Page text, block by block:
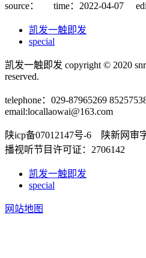
source： time：2022-04-07
凯发一触即发
special
凯发一触即发 copyright © 2020
reserved.
telephone：029-87965269
email:locallaowai@163.com
陕icp备07012147号-6 陕新网审
播视听节目许可证：2706142
凯发一触即发
special
网站地图